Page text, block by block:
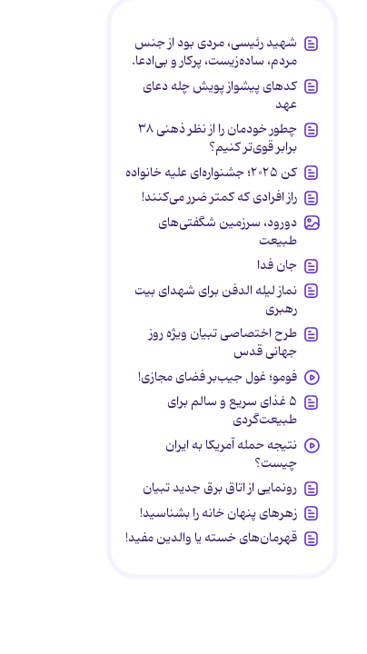
شهید رئیسی، مردی بود از جنس
مردم، ساده‌زیست، پرکار و بی‌ادعا.
کدهای پیشواز پویش چله دعای
عهد
چطور خودمان را از نظر ذهنی ۳۸
برابر قوی‌تر کنیم؟
کن ۲۰۲۵؛ جشنواره‌ای علیه خانواده
راز افرادی که کمتر ضرر می‌کنند!
دورود، سرزمین شگفتی‌های
طبیعت
جان فدا
نماز لیله الدفن برای شهدای بیت
رهبری
طرح اختصاصی تبیان ویژه روز
جهانی قدس
فومو؛ غول جیب‌بر فضای مجازی!
۵ غذای سریع و سالم برای
طبیعت‌گردی
نتیجه حمله آمریکا به ایران
چیست؟
رونمایی از اتاق برق جدید تبیان
زهرهای پنهان خانه را بشناسید!
قهرمان‌های خسته یا والدین مفید!